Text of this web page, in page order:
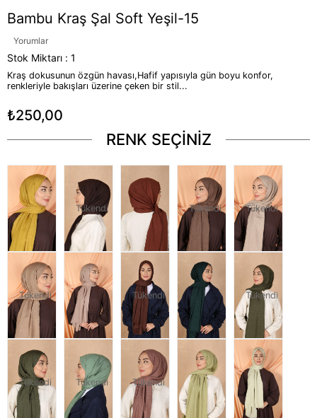
Bambu Kraş Şal Soft Yeşil-15
Yorumlar
Stok Miktarı : 1
Kraş dokusunun özgün havası,Hafif yapısıyla gün boyu konfor,
renkleriyle bakışları üzerine çeken bir stil...
₺250,00
RENK SEÇİNİZ
Tükendi Tükendi Tükendi
Tükendi Tükendi Tükendi
Tükendi Tükendi Tükendi